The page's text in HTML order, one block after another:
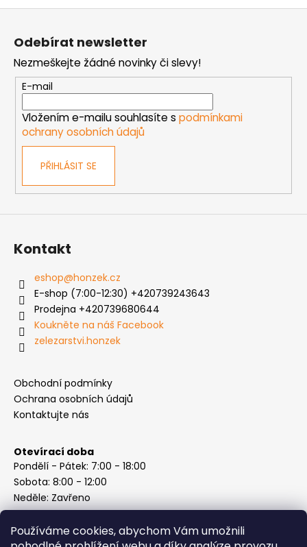
Používáme cookies, abychom Vám umožnili
e
VRUT
ZAPUŠTĚNÁ
HLAVA
PRŮMĚR
6MM
0,60
Kč
Z
Odebírat newsletter
Nezmeškejte žádné novinky či slevy!
E-mail
Vložením e-mailu souhlasíte s podmínkami
ochrany osobních údajů
PŘIHLÁSIT SE
Kontakt
eshop@honzek.cz
E-shop (7:00-12:30) +420739243643
Prodejna +420739680644
Koukněte na náš Facebook
zelezarstvi.honzek
Obchodní podmínky
Ochrana osobních údajů
Kontaktujte nás
Otevírací doba
Pondělí - Pátek: 7:00 - 18:00
Sobota: 8:00 - 12:00
Neděle: Zavřeno